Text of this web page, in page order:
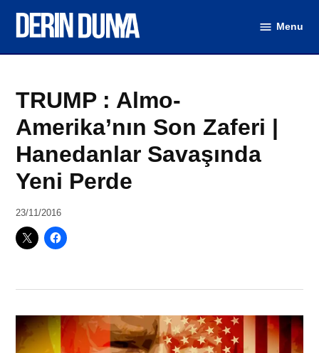
Menu
Posted
Dünya
(Video)
TRUMP : Almo-
Amerika’nın Son Zaferi |
Hanedanlar Savaşında
Yeni Perde
by
DerinDunya
23/11/2016